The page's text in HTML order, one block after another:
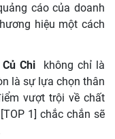
cáo của doanh
hiệu một cách
Chi không chỉ là
là sự lựa chọn thân
vượt trội về chất
1] chắc chắn sẽ